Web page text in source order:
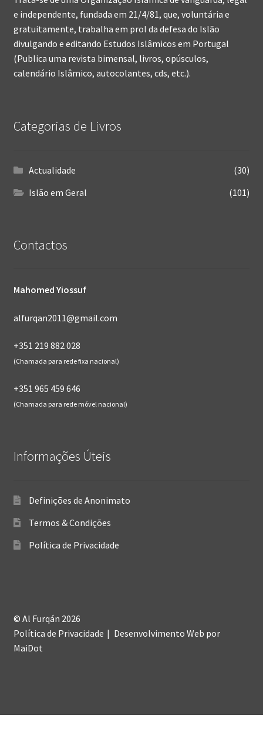
e independente, fundada em 21/4/81, que, voluntária e
gratuitamente, trabalha em prol da defesa do Islão
divulgando e editando Estudos Islâmicos em Portugal
(Publica uma revista bimensal, livros, opúsculos,
calendário Islâmico, autocolantes, cds, etc.).
Categorias de Livros
Actualidade
(30)
Islão em Geral
(101)
Contactos
Mahomed Yiossuf
alfurqan2011@gmail.com
+351 219 882 028
(Chamada para rede fixa nacional)
+351 965 459 646
(Chamada para rede móvel nacional)
Informações Úteis
Definições de Anonimato
Termos & Condições
Política de Privacidade
© Al Furqán 2026
Política de Privacidade
Desenvolvimento Web por
MaiDot